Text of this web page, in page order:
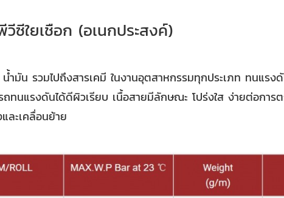
ซีใยเชือก (อเนกประสงค์)
มัน รวมไปถึงสารเคมี ในงานอุตสาหกรรมทุกประเภท ทนแรง
ทนแรงดันได้ดีผิวเรียบ เนื้อสายมีลักษณะ โปร่งใส ง่ายต่อการต
ละเคลื่อนย้าย